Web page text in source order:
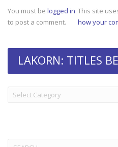
You must be logged in
to post a comment.
This site
how your
LAKORN: TITLES
LAKORN:
TITLES
Search